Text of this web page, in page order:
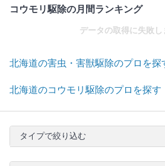
コウモリ駆除の月間ランキング
データの取得に失敗し
北海道の害虫・害獣駆除のプロを探
北海道のコウモリ駆除のプロを探す
タイプで絞り込む